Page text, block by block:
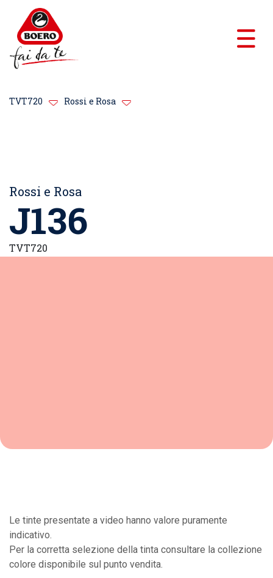
TVT720 Rossi e Rosa
Rossi e Rosa
J136
TVT720
Le tinte presentate a video hanno valore puramente
indicativo.
Per la corretta selezione della tinta consultare la collezione
colore disponibile sul punto vendita.